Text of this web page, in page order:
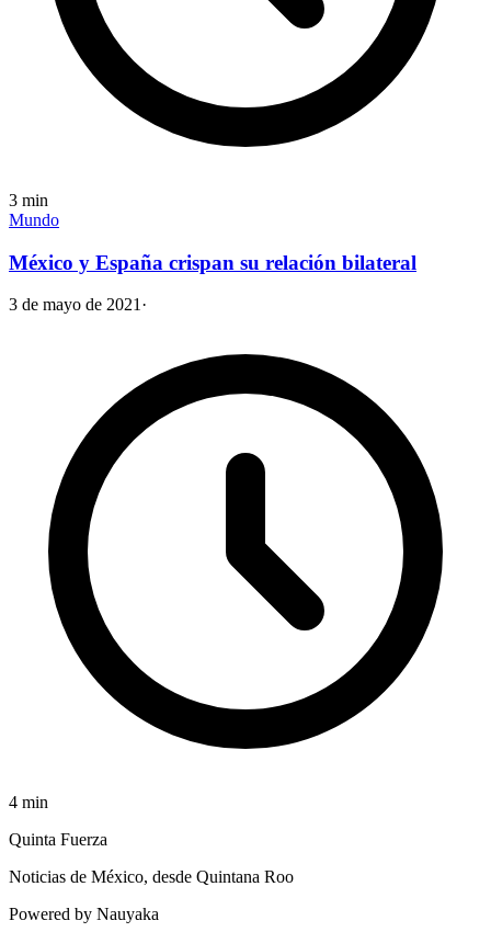
3 min
Mundo
México y España crispan su relación bilateral
3 de mayo de 2021·
4 min
Quinta Fuerza
Noticias de México, desde Quintana Roo
Powered by Nauyaka